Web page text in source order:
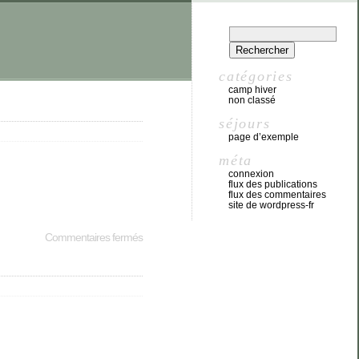
Commentaires fermés
catégories
camp hiver
non classé
séjours
page d’exemple
méta
connexion
flux des publications
flux des commentaires
site de wordpress-fr